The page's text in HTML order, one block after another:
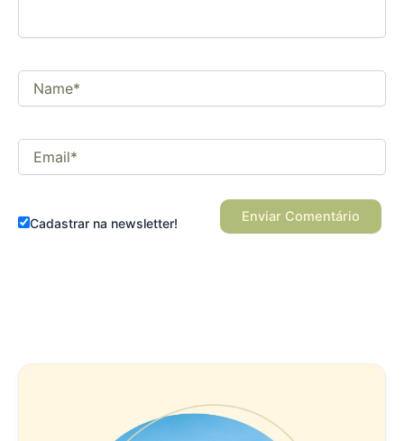
Name*
Email*
Cadastrar na newsletter!